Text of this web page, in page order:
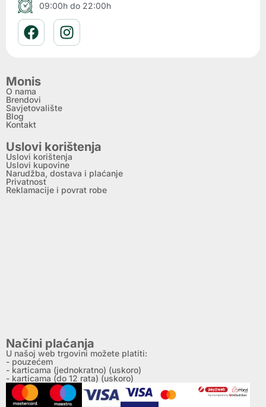
09:00h do 22:00h
Monis
O nama
Brendovi
Savjetovalište
Blog
Kontakt
Uslovi korištenja
Uslovi korištenja
Uslovi kupovine
Narudžba, dostava i plaćanje
Privatnost
Reklamacije i povrat robe
Načini plaćanja
U našoj web trgovini možete platiti:
- pouzećem
- karticama (jednokratno) (uskoro)
- karticama (do 12 rata) (uskoro)